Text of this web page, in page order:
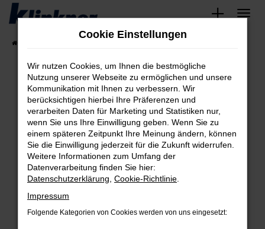
Zum
springen
Fehler: Network Error
Beim Laden ist ein Fehler aufgetreten.
Hier sind ein paar Tipps, die dir helfen können:
Überprüfe deine Firewall und deine
Internetverbindung.
Laden andere Webseiten, zum Beispiel deine
Suchmaschine?
Prüfe deine Browsererweiterungen.
Cookie Einstellungen
Wir nutzen Cookies, um Ihnen die bestmögliche
Nutzung unserer Webseite zu ermöglichen und unsere
Kommunikation mit Ihnen zu verbessern. Wir
berücksichtigen hierbei Ihre Präferenzen und
verarbeiten Daten für Marketing und Statistiken nur,
wenn Sie uns Ihre Einwilligung geben. Wenn Sie zu
einem späteren Zeitpunkt Ihre Meinung ändern, können
Sie die Einwilligung jederzeit für die Zukunft widerrufen.
Weitere Informationen zum Umfang der
Datenverarbeitung finden Sie hier:
Datenschutzerklärung Cookie-Richtlinie
Impressum
Folgende Kategorien von Cookies werden von uns eingesetzt: